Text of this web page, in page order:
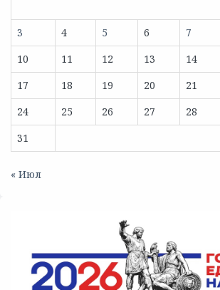
3
4 5 6 7
10
11 12 13 14
17
18 19 20 21
24
25 26 27 28
31
« Июл